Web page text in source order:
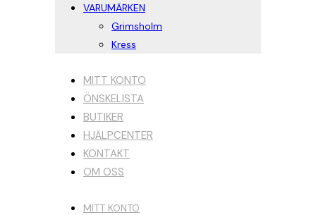
VARUMÄRKEN
Grimsholm
Kress
MITT KONTO
ÖNSKELISTA
BUTIKER
HJÄLPCENTER
KONTAKT
OM OSS
MITT KONTO